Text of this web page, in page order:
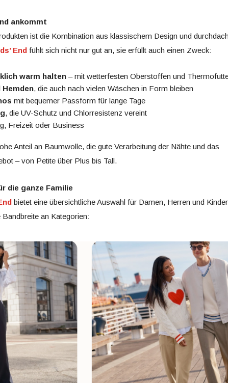
ankommt
ist die Kombination aus klassischem Design und
End fühlt sich nicht nur gut an, sie erfüllt auch einen Zweck:
warm halten – mit wetterfesten Oberstoffen und
, die auch nach vielen Wäschen in Form bleiben
mit bequemer Passform für lange Tage
, die UV-Schutz und Chlorresistenz vereint
Freizeit oder Business
Anteil an Baumwolle, die gute Verarbeitung der Nähte und das
– von Petite über Plus bis Tall.
die ganze Familie
bietet eine übersichtliche Auswahl für Damen, Herren und
an Kategorien: